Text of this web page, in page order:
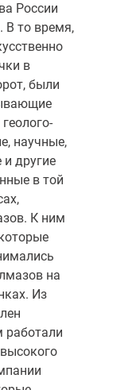
России
В то время,
в
были
научные,
другие
в той
К ним
на
Из
работали